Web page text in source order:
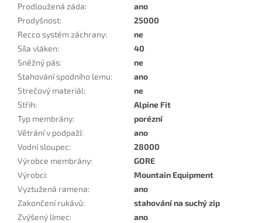
Prodloužená záda:
ano
Prodyšnost:
25000
Recco systém záchrany:
ne
Síla vláken:
40
Sněžný pás:
ne
Stahování spodního lemu:
ano
Strečový materiál:
ne
Střih:
Alpine Fit
Typ membrány:
porézní
Větrání v podpaží:
ano
Vodní sloupec:
28000
Výrobce membrány:
GORE
Výrobci:
Mountain Equipment
Vyztužená ramena:
ano
Zakončení rukávů:
stahování na suchý zip
Zvýšený límec: ano